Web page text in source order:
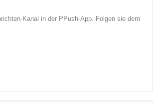
Kanal in der PPush-App. Folgen sie dem